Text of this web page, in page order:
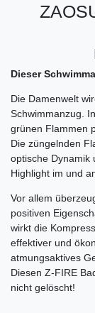
Dieser
Die Damenwelt
Schwimmanzug.
grünen Flammen
Die züngelnden
optische Dynamik
Highlight im und
Vor allem
positiven
wirkt die
effektiver und
atmungsaktives
Diesen Z-FIRE
nicht gelöscht!